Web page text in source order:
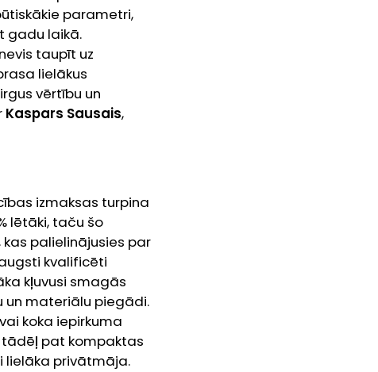
parametri,
gadu laikā.
taupīt uz
lielākus
vērtību un
Kaspars Sausais,
izmaksas turpina
lētāki, taču šo
palielinājusies par
kvalificēti
kļuvusi smagās
un materiālu piegādi.
koka iepirkuma
tādēļ pat kompaktas
lielāka privātmāja.